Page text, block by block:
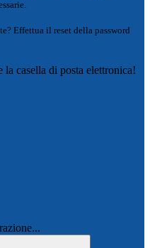
Effettua il reset della password
casella di posta elettronica!